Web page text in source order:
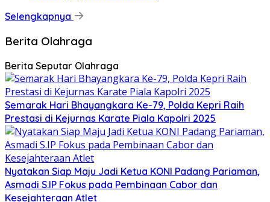
Selengkapnya
Berita Olahraga
Berita Seputar Olahraga
Semarak Hari Bhayangkara Ke-79, Polda Kepri Raih
Prestasi di Kejurnas Karate Piala Kapolri 2025
Nyatakan Siap Maju Jadi Ketua KONI Padang Pariaman,
Asmadi S.IP Fokus pada Pembinaan Cabor dan
Kesejahteraan Atlet